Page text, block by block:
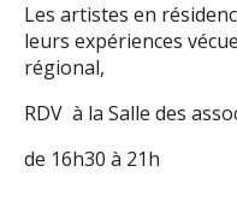
Les artistes en
leurs expériences
régional,
RDV à la Salle des
de 16h30 à 21h